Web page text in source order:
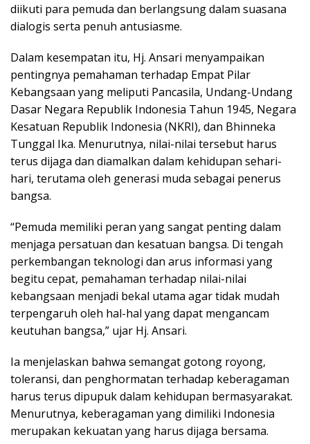
diikuti para pemuda dan berlangsung dalam suasana
dialogis serta penuh antusiasme.
Dalam kesempatan itu, Hj. Ansari menyampaikan
pentingnya pemahaman terhadap Empat Pilar
Kebangsaan yang meliputi Pancasila, Undang-Undang
Dasar Negara Republik Indonesia Tahun 1945, Negara
Kesatuan Republik Indonesia (NKRI), dan Bhinneka
Tunggal Ika. Menurutnya, nilai-nilai tersebut harus
terus dijaga dan diamalkan dalam kehidupan sehari-
hari, terutama oleh generasi muda sebagai penerus
bangsa.
“Pemuda memiliki peran yang sangat penting dalam
menjaga persatuan dan kesatuan bangsa. Di tengah
perkembangan teknologi dan arus informasi yang
begitu cepat, pemahaman terhadap nilai-nilai
kebangsaan menjadi bekal utama agar tidak mudah
terpengaruh oleh hal-hal yang dapat mengancam
keutuhan bangsa,” ujar Hj. Ansari.
Ia menjelaskan bahwa semangat gotong royong,
toleransi, dan penghormatan terhadap keberagaman
harus terus dipupuk dalam kehidupan bermasyarakat.
Menurutnya, keberagaman yang dimiliki Indonesia
merupakan kekuatan yang harus dijaga bersama.